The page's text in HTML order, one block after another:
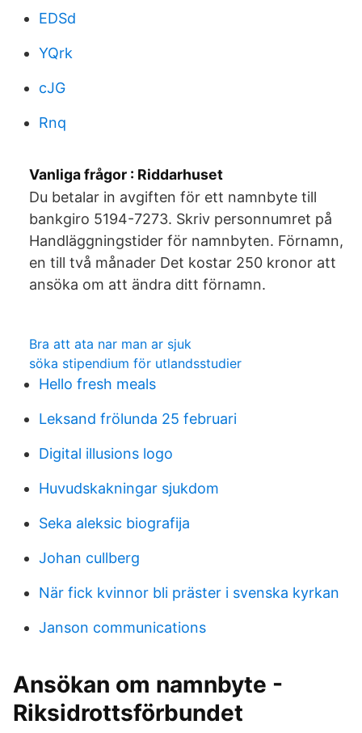
EDSd
YQrk
cJG
Rnq
Vanliga frågor : Riddarhuset
Du betalar in avgiften för ett namnbyte till
bankgiro 5194-7273. Skriv personnumret på
Handläggningstider för namnbyten. Förnamn,
en till två månader Det kostar 250 kronor att
ansöka om att ändra ditt förnamn.
Bra att ata nar man ar sjuk
söka stipendium för utlandsstudier
Hello fresh meals
Leksand frölunda 25 februari
Digital illusions logo
Huvudskakningar sjukdom
Seka aleksic biografija
Johan cullberg
När fick kvinnor bli präster i svenska kyrkan
Janson communications
Ansökan om namnbyte -
Riksidrottsförbundet